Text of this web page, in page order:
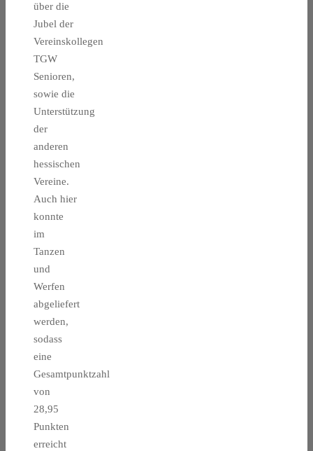
über die
Jubel der
Vereinskollegen
TGW
Senioren,
sowie die
Unterstützung
der
anderen
hessischen
Vereine.
Auch hier
konnte
im
Tanzen
und
Werfen
abgeliefert
werden,
sodass
eine
Gesamtpunktzahl
von
28,95
Punkten
erreicht